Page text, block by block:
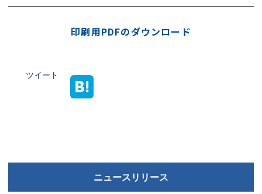
印刷用PDFのダウンロード
ツイート
ニュースリリース